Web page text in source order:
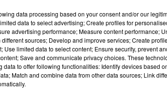
2
data processing based on your consent and/or our
data to select advertising; Create profiles for
advertising performance; Measure content performance;
sources; Develop and improve services; Create
limited data to select content; Ensure security, prevent
Save and communicate privacy choices. These
data to offer following functionalities: Identify devices based
Match and combine data from other data sources; Link